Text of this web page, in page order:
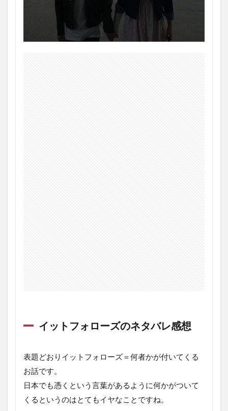
イットフォローズのネタバレ感想
表題どおりイットフォローズ＝何者かが付いてくる
お話です。
日本でも憑くという言葉があるように何かがついて
くるというのはとてもイヤなことですね。